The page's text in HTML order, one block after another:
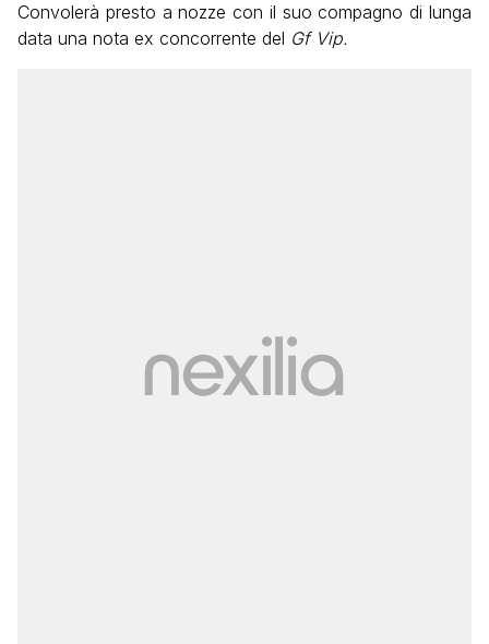
Convolerà presto a nozze con il suo compagno di lunga
data una nota ex concorrente del Gf Vip.